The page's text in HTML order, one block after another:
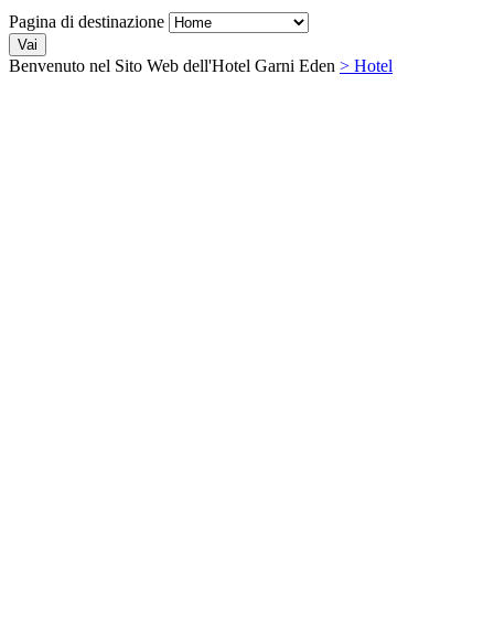
Pagina di destinazione
Vai
Benvenuto nel Sito Web dell'Hotel Garni Eden > Hotel